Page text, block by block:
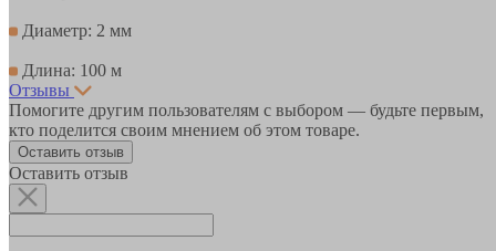
Диаметр: 2 мм
Длина: 100 м
Отзывы
Помогите другим пользователям с выбором — будьте первым,
кто поделится своим мнением об этом товаре.
Оставить отзыв
Оставить отзыв